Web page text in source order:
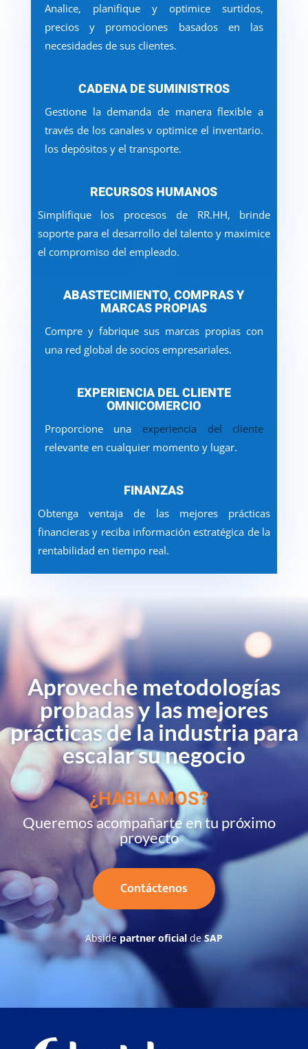
Analice, planifique y optimice surtidos,
precios y promociones basados en las
necesidades de sus clientes.
CADENA DE SUMINISTROS
Gestione la demanda de manera flexible a
través de los canales v optimice el inventario.
los depósitos y el transporte.
RECURSOS HUMANOS
Simplifique los procesos de RR.HH, brinde
soporte para el desarrollo del talento y maximice
el compromiso del empleado.
ABASTECIMIENTO, COMPRAS Y
MARCAS PROPIAS
Compre y fabrique sus marcas propias con
una red global de socios empresariales.
EXPERIENCIA DEL CLIENTE
OMNICOMERCIO
Proporcione una experiencia del cliente
relevante en cualquier momento y lugar.
FINANZAS
Obtenga ventaja de las mejores prácticas
financieras y reciba información estratégica de la
rentabilidad en tiempo real.
Aproveche metodologías
probadas y las mejores
prácticas de la industria para
escalar su negocio
¿HABLAMOS?
Queremos acompañarte en tu próximo
proyecto
Contáctenos
Absidepartner oficial deSAP